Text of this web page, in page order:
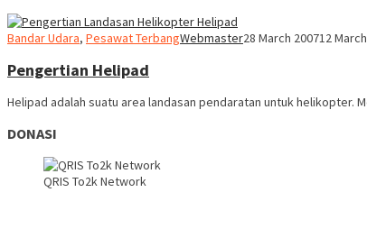
Bandar Udara, Pesawat TerbangWebmaster28 March 200712
Pengertian Helipad
Helipad adalah suatu area landasan pendaratan untuk
DONASI
QRIS To2k Network